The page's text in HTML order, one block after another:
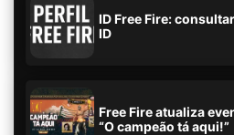
ID Free Fire:
ID
Free Fire atualiza
“O campeão tá aqui!”